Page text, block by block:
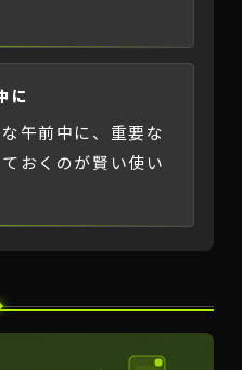
に
午前中に、重要な
おくのが賢い使い